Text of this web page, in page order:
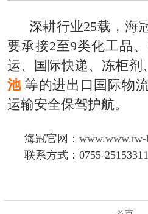
深耕行业25载，海
要承接2至9类化工品
运、国际快递、冻柜剂
池等的进出口国际物
运输安全保驾护航。
海冠官网： www.www.tw-
联系方式：0755-25153311